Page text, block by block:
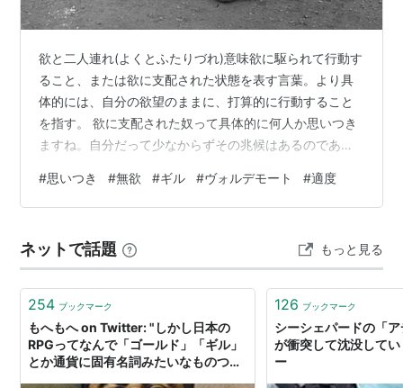
欲と二人連れ(よくとふたりづれ)意味欲に駆られて行動す
ること、または欲に支配された状態を表す言葉。より具
体的には、自分の欲望のままに、打算的に行動すること
を指す。 欲に支配された奴って具体的に何人か思いつき
ますね。自分だって少なからずその兆候はあるのであま
て欲を悪者扱いする早合点が居ますけど、欲がなければ
進歩もありません。適度な欲は、発展の推進力になるの
レートして気が付くと欲に支配されて”ヤツ”みたいにな
る。 あまりに強烈な”ヤツ”を知ったおかげで自分を戒め
るのが簡単になりました。ヤツに…
#思いつき #無欲 #ギル #ヴォルデモート #適度
ネットで話題 もっと見る
254 ブックマーク
もへもへ on Twitter: "しかし日本の
RPGってなんで「ゴールド」「ギル」
とか通貨に固有名詞みたいなものつけ
126 ブックマーク
シーシェパードの「
が衝突して沈没して
ー